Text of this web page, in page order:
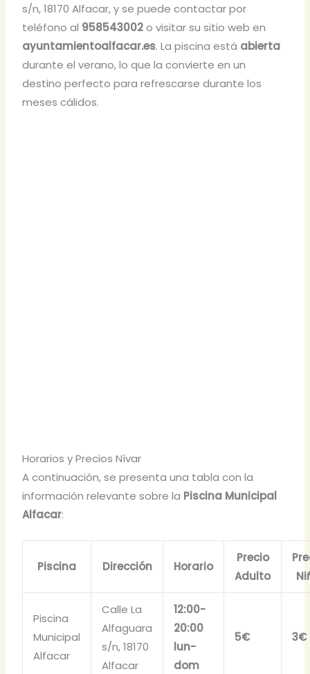
s/n, 18170 Alfacar, y se puede contactar por
teléfono al 958543002o visitar su sitio web en
ayuntamientoalfacar.es. La piscina está abierta
durante el verano, lo que la convierte en un
destino perfecto para refrescarse durante los
meses cálidos.
Horarios y Precios Nívar
A continuación, se presenta una tabla con la
información relevante sobre la Piscina Municipal
Alfacar:
Piscina Dirección Horario
Precio
Adulto
Piscina
Municipal
Alfacar
Calle La
Alfaguara
s/n, 18170
Alfacar
12:00-
20:00
lun-
dom
5€ 3€